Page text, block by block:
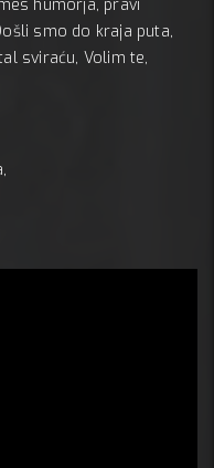
humorja, pravi
smo do kraja puta,
sviraću, Volim te,